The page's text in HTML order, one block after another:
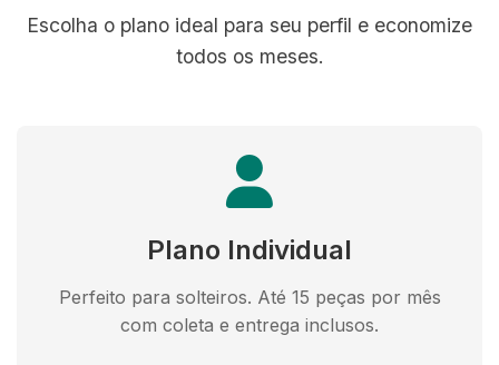
Escolha o plano ideal para seu perfil e economize
todos os meses.
Plano Individual
Perfeito para solteiros. Até 15 peças por mês
com coleta e entrega inclusos.